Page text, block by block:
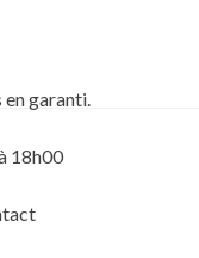
garanti.
18h00